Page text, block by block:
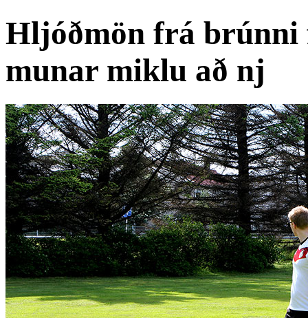
Hljóðmön frá brúnni
munar miklu að nj